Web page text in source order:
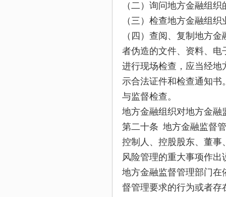
（二）询问地方金融组
（三）检查地方金融组
（四）查阅、复制地方
者伪造的文件、资料、电
进行现场检查，应当经地
示合法证件和检查通知书
与监督检查。
地方金融组织对地方金融
第二十条 地方金融监督
控制人、控股股东、董事
风险管理的重大事项作出
地方金融监督管理部门在
督管理要求的行为或者存